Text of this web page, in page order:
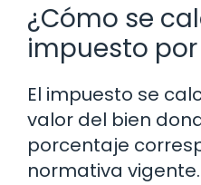
¿Cómo se
impuesto
El impuesto se
valor del bien
porcentaje
normativa vigente.